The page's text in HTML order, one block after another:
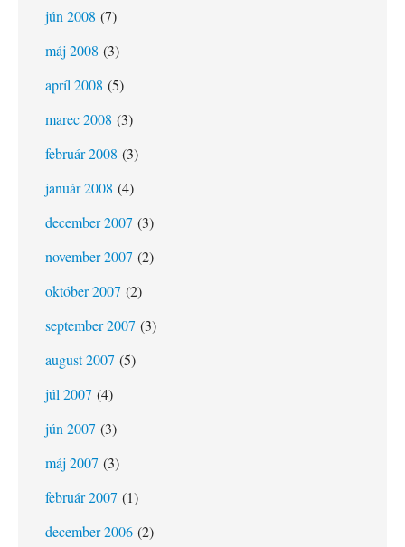
jún 2008 (7)
máj 2008 (3)
apríl 2008 (5)
marec 2008 (3)
február 2008 (3)
január 2008 (4)
december 2007 (3)
november 2007 (2)
október 2007 (2)
september 2007 (3)
august 2007 (5)
júl 2007 (4)
jún 2007 (3)
máj 2007 (3)
február 2007 (1)
december 2006 (2)